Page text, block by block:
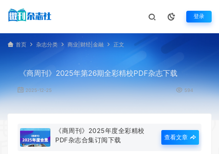
登录
首页 杂志分类 商业|财经|金融 正文
《商周刊》2025年第26期全彩精校PDF杂志下载
2025-12-25 594
《商周刊》2025年度全彩精校
PDF杂志合集订阅下载
查看文章